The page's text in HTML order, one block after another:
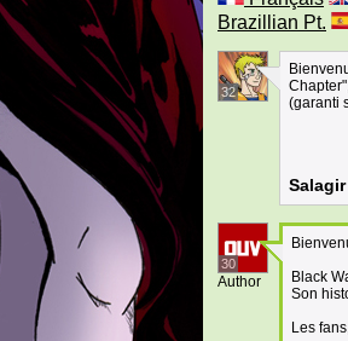
Brazillian Pt.
32
(garanti
Salagir
30
Author
Black
Son
Les